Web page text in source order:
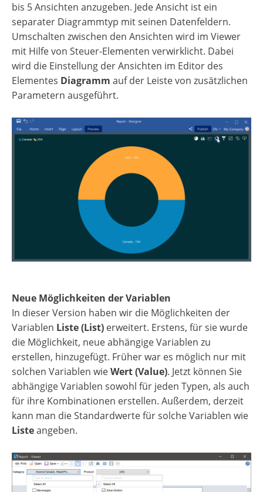
bis 5 Ansichten anzugeben. Jede Ansicht ist ein
separater Diagrammtyp mit seinen Datenfeldern.
Umschalten zwischen den Ansichten wird im Viewer
mit Hilfe von Steuer-Elementen verwirklicht. Dabei
wird die Einstellung der Ansichten im Editor des
Elementes Diagramm auf der Leiste von zusätzlichen
Parametern ausgeführt.
Neue Möglichkeiten der Variablen
In dieser Version haben wir die Möglichkeiten der
Variablen Liste (List) erweitert. Erstens, für sie wurde
die Möglichkeit, neue abhängige Variablen zu
erstellen, hinzugefügt. Früher war es möglich nur mit
solchen Variablen wieWert (Value). Jetzt können Sie
abhängige Variablen sowohl für jeden Typen, als auch
für ihre Kombinationen erstellen. Außerdem, derzeit
kann man die Standardwerte für solche Variablen wie
Listeangeben.